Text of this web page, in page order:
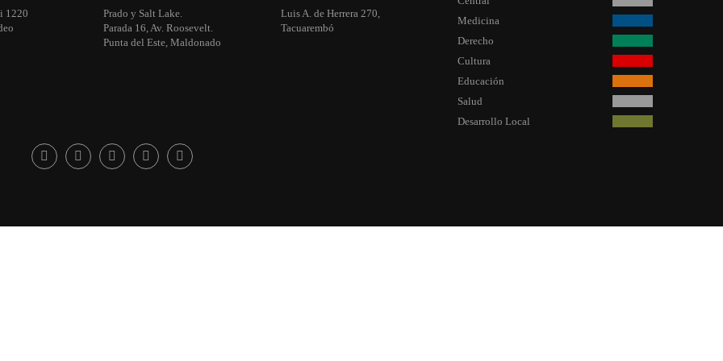
1220
Prado y Salt Lake.
Parada 16, Av. Roosevelt.
Punta del Este, Maldonado
Luis A. de Herrera 270,
Tacuarembó
Medicina
Derecho
Cultura
Educación
Salud
Desarrollo Local